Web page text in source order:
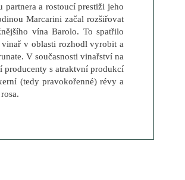
a rostoucí prestiži jeho
Marcarini začal rozšiřovat
vína Barolo. To spatřilo
v oblasti rozhodl vyrobit a
V současnosti vinařství na
producenty s atraktvní produkcí
(tedy pravokořenné) révy a